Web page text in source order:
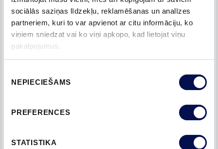
sociālās saziņas līdzekļu, reklamēšanas un analīzes
partneriem, kuri to var apvienot ar citu informāciju, ko
viņiem sniedzat vai ko viņi apkopo, kad lietojat viņu
pakalpojumus.
izvēle
NEPIECIEŠAMS
PREFERENCES
STATISTIKA